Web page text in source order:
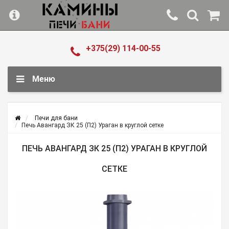
+375(29) 114-00-55
Меню
Печи для бани
Печь Авангард ЗК 25 (П2) Ураган в круглой сетке
ПЕЧЬ АВАНГАРД ЗК 25 (П2) УРАГАН В КРУГЛОЙ
СЕТКЕ